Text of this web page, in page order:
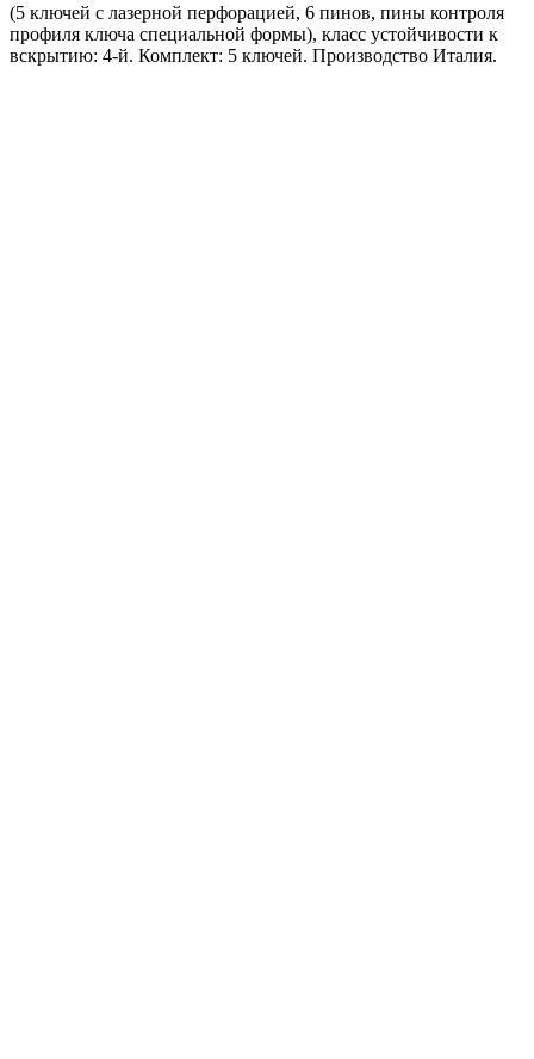
(5 ключей с лазерной перфорацией, 6 пинов, пины контроля
профиля ключа специальной формы), класс устойчивости к
вскрытию: 4-й. Комплект: 5 ключей. Производство Италия.